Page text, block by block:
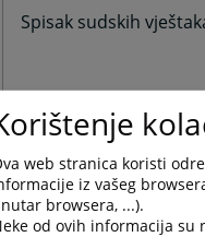
Spisak sudskih
web stranica koristi
iz vašeg
browsera, ...).
od ovih informacija su